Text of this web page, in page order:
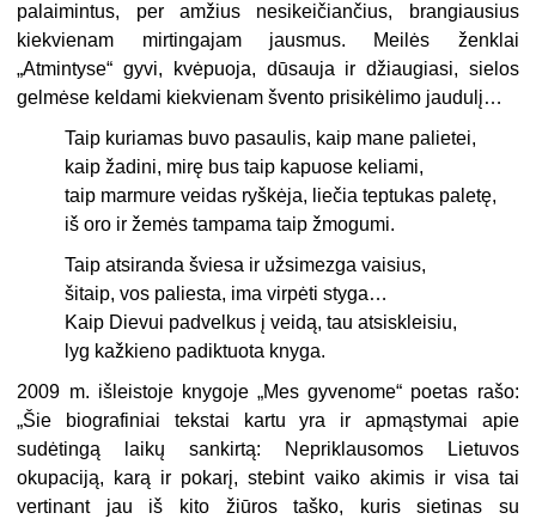
palaimintus, per amžius nesikeičiančius, brangiausius
kiekvienam mirtingajam jausmus. Meilės ženklai
„Atmintyse“ gyvi, kvėpuoja, dūsauja ir džiaugiasi, sielos
gelmėse keldami kiekvienam švento prisikėlimo jaudulį…
Taip kuriamas buvo pasaulis, kaip mane palietei,
kaip žadini, mirę bus taip kapuose keliami,
taip marmure veidas ryškėja, liečia teptukas paletę,
iš oro ir žemės tampama taip žmogumi.
Taip atsiranda šviesa ir užsimezga vaisius,
šitaip, vos paliesta, ima virpėti styga…
Kaip Dievui padvelkus į veidą, tau atsiskleisiu,
lyg kažkieno padiktuota knyga.
2009 m. išleistoje knygoje „Mes gyvenome“ poetas rašo:
„Šie biografiniai tekstai kartu yra ir apmąstymai apie
sudėtingą laikų sankirtą: Nepriklausomos Lietuvos
okupaciją, karą ir pokarį, stebint vaiko akimis ir visa tai
vertinant jau iš kito žiūros taško, kuris sietinas su